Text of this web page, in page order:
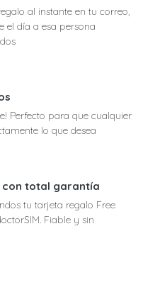
al instante en tu correo,
el día a esa persona
Perfecto para que cualquier
lo que desea
con total garantía
tu tarjeta regalo Free
Fiable y sin